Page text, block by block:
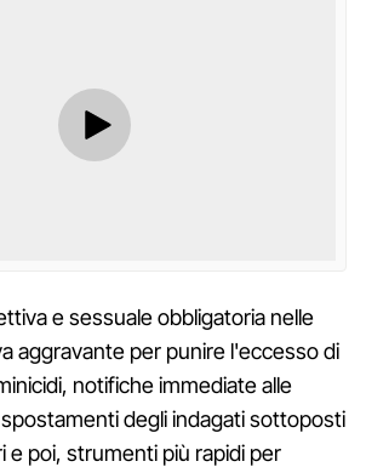
e sessuale obbligatoria nelle
aggravante per punire l'eccesso di
notifiche immediate alle
degli indagati sottoposti
e poi, strumenti più rapidi per